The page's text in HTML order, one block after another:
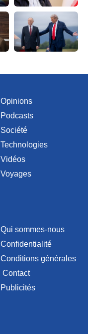
Opinions
Podcasts
Société
Technologies
Vidéos
Voyages
Qui sommes-nous
Confidentialité
Conditions générales
Contact
Publicités